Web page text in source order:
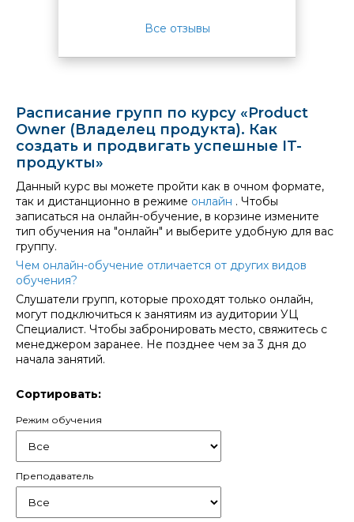
Все отзывы
Расписание групп по курсу «Product
Owner (Владелец продукта). Как
создать и продвигать успешные IT-
продукты»
Данный курс вы можете пройти как в очном формате,
так и дистанционно в режиме онлайн . Чтобы
записаться на онлайн-обучение, в корзине измените
тип обучения на "онлайн" и выберите удобную для вас
группу.
Чем онлайн-обучение отличается от других видов
обучения?
Слушатели групп, которые проходят только онлайн,
могут подключиться к занятиям из аудитории УЦ
Специалист. Чтобы забронировать место, свяжитесь с
менеджером заранее. Не позднее чем за 3 дня до
начала занятий.
Сортировать:
Режим обучения
Преподаватель